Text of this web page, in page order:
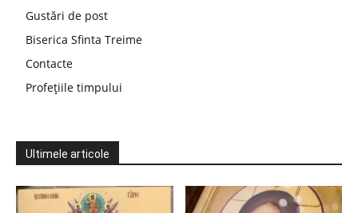
Gustări de post
Biserica Sfinta Treime
Contacte
Profețiile timpului
Ultimele articole